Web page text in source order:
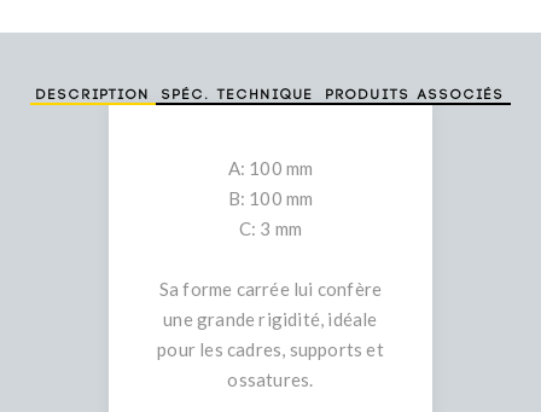
Description Spéc. technique Produits associés
A: 100 mm
B: 100 mm
C: 3 mm
Sa forme carrée lui confère
une grande rigidité, idéale
pour les cadres, supports et
ossatures.